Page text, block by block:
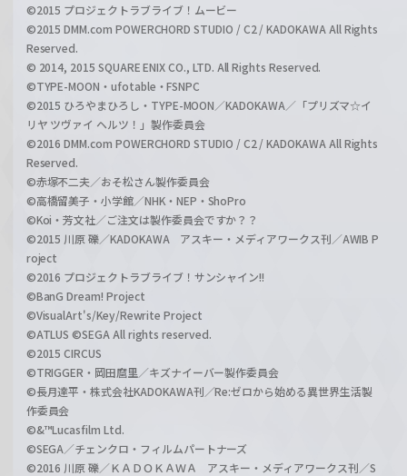
©2015 プロジェクトラブライブ！ムービー
©2015 DMM.com POWERCHORD STUDIO / C2 / KADOKAWA All Rights
Reserved.
© 2014, 2015 SQUARE ENIX CO., LTD. All Rights Reserved.
©TYPE-MOON・ufotable・FSNPC
©2015 ひろやまひろし・TYPE-MOON／KADOKAWA／「プリズマ☆イ
リヤ ツヴァイ ヘルツ！」製作委員会
©2016 DMM.com POWERCHORD STUDIO / C2 / KADOKAWA All Rights
Reserved.
©赤塚不二夫／おそ松さん製作委員会
©高橋留美子・小学館／NHK・NEP・ShoPro
©Koi・芳文社／ご注文は製作委員会ですか？？
©2015 川原 礫／KADOKAWA アスキー・メディアワークス刊／AWIB P
roject
©2016 プロジェクトラブライブ！サンシャイン!!
©BanG Dream! Project
©VisualArt's/Key/Rewrite Project
©ATLUS ©SEGA All rights reserved.
©2015 CIRCUS
©TRIGGER・岡田麿里／キズナイーバー製作委員会
©長月達平・株式会社KADOKAWA刊／Re:ゼロから始める異世界生活製
作委員会
©&™Lucasfilm Ltd.
©SEGA／チェンクロ・フィルムパートナーズ
©2016 川原 礫／ＫＡＤＯＫＡＷＡ アスキー・メディアワークス刊／S